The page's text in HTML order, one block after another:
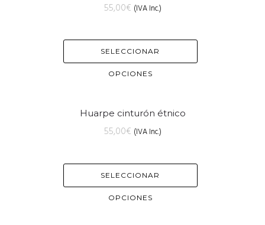
55,00€ (IVA Inc.)
SELECCIONAR
OPCIONES
Huarpe cinturón étnico
55,00€ (IVA Inc.)
SELECCIONAR
OPCIONES